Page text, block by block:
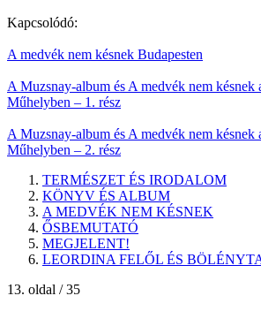
Kapcsolódó:
A medvék nem késnek Budapesten
A Muzsnay-album és A medvék nem késnek
Műhelyben – 1. rész
A Muzsnay-album és A medvék nem késnek
Műhelyben – 2. rész
TERMÉSZET ÉS IRODALOM
KÖNYV ÉS ALBUM
A MEDVÉK NEM KÉSNEK
ŐSBEMUTATÓ
MEGJELENT!
LEORDINA FELŐL ÉS
13. oldal / 35